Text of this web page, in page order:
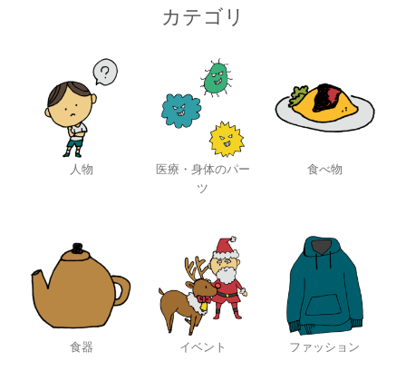
カテゴリ
人物
医療・身体のパー
ツ
食べ物
食器 イベント ファッション